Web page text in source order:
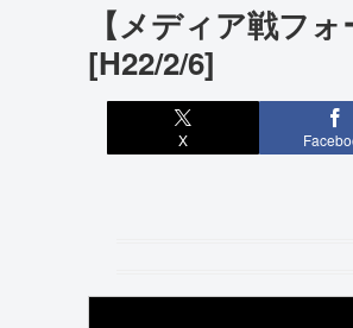
【メディア戦フ
[H22/2/6]
X